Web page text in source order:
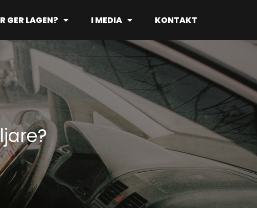
GER LAGEN? I MEDIA KONTAKT